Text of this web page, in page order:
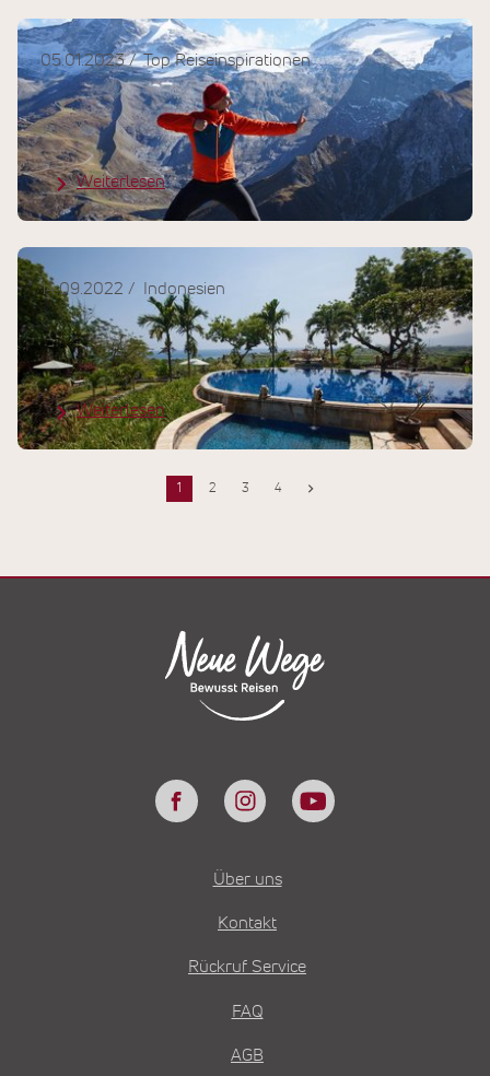
Top Reiseinspirationen
05.01.2023
Qi Gong zur Pflege Ihrer
Gesundheit - die Atmung
Weiterlesen
Indonesien
14.09.2022
Harmony Diving Retreat im Zen
Resort Bali
Weiterlesen
1 2 3 4
Über uns
Kontakt
Rückruf Service
FAQ
AGB